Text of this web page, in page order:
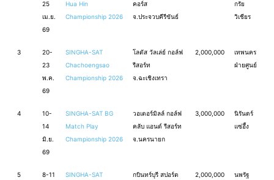
25
เม.ย.
69
Hua Hin
Championship 2026
คอร์ส
จ.ประจวบคีรีขันธ์
กรัย
วิเชียร
3
20-
23
พ.ค.
69
SINGHA-SAT
Chachoengsao
Championship 2026
โลตัส วัลเล่ย์ กอล์ฟ
รีสอร์ท
จ.ฉะเชิงเทรา
2,000,000
เทพนคร
ฝ่ายศูนย์
4
10-
14
มิ.ย.
69
SINGHA-SAT BG
Match Play
Championship 2026
วอเตอร์มิลล์ กอล์ฟ
คลับ แอนด์ รีสอร์ท
จ.นครนายก
3,000,000
นิรันดร์
แซ่อึ้ง
5
8-11
SINGHA-SAT
กบินทร์บุรี สปอร์ต
2,000,000
นพรัฐ